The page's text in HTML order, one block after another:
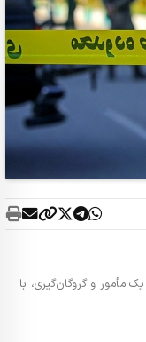
و گروگان‌گیری، با